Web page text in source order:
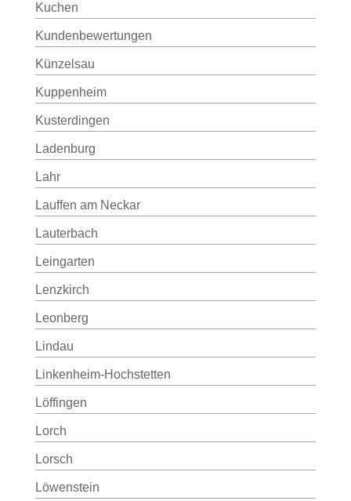
Kuchen
Kundenbewertungen
Künzelsau
Kuppenheim
Kusterdingen
Ladenburg
Lahr
Lauffen am Neckar
Lauterbach
Leingarten
Lenzkirch
Leonberg
Lindau
Linkenheim-Hochstetten
Löffingen
Lorch
Lorsch
Löwenstein